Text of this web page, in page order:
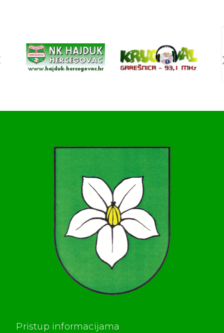
Pristup informacijama